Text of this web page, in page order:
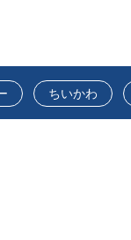
ちいかわ